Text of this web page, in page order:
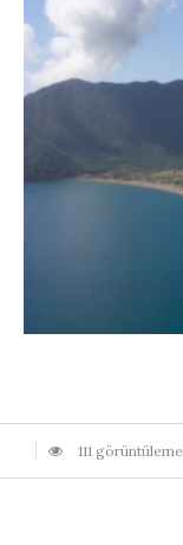
111 görüntüleme